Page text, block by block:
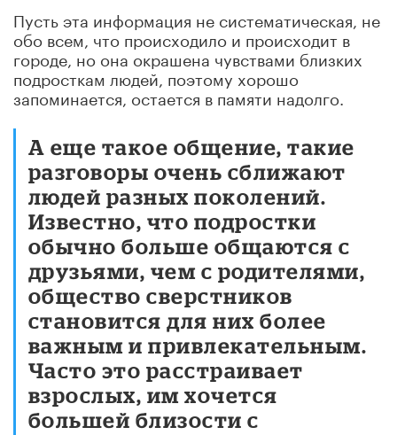
Пусть эта информация не систематическая, не
обо всем, что происходило и происходит в
городе, но она окрашена чувствами близких
подросткам людей, поэтому хорошо
запоминается, остается в памяти надолго.
А еще такое общение, такие
разговоры очень сближают
людей разных поколений.
Известно, что подростки
обычно больше общаются с
друзьями, чем с родителями,
общество сверстников
становится для них более
важным и привлекательным.
Часто это расстраивает
взрослых, им хочется
большей близости с